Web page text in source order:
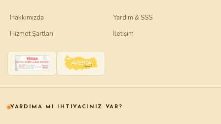
Hakkımızda
Yardım & SSS
Hizmet Şartları
İletişim
YARDIMA MI IHTIYACINIZ VAR?